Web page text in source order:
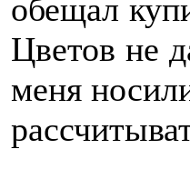
обещал
Цветов не
меня